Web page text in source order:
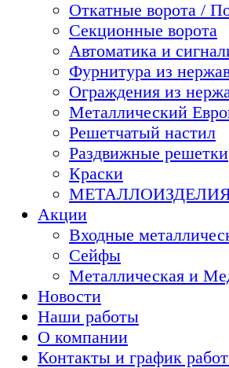
Откатные ворота /
Секционные ворота
Автоматика и
Фурнитура из
Ограждения из
Металлический
Решетчатый настил
Раздвижные решетки
Краски
Акции
Входные
Сейфы
Металлическая и
Новости
Наши работы
О компании
Контакты и график